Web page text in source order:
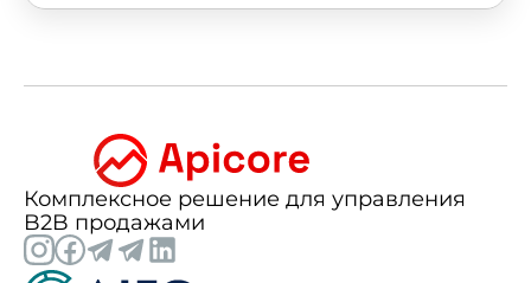
Комплексное решение для управления
B2B продажами